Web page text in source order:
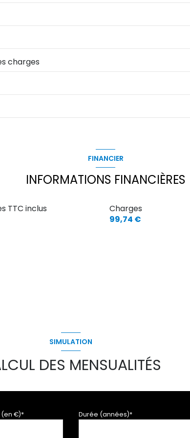
charges
FINANCIER
INFORMATIONS FINANCIÈRES
TTC inclus
Charges
99,74 €
SIMULATION
DES MENSUALITÉS
(en €)* Durée (années)*